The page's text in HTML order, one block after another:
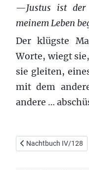
—Justus ist
meinem Leben
Der klügste
Worte, wiegt
sie gleiten,
mit dem
andere …
Vorheriger Beitrag:
Nachtbuch IV/128